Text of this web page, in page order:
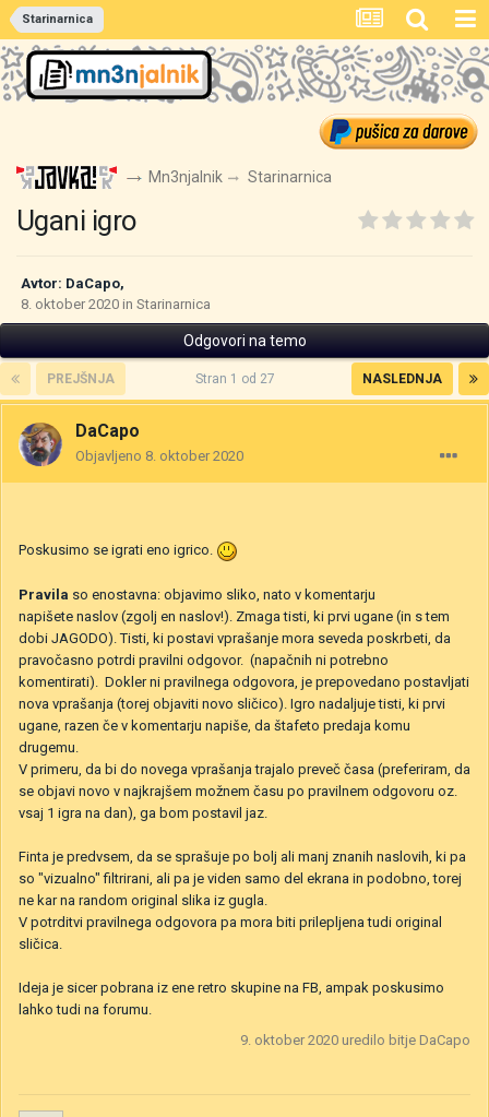
Starinarnica
Mn3njalnik Starinarnica
Ugani igro
Avtor: DaCapo,
8. oktober 2020 in Starinarnica
Odgovori na temo
PREJŠNJA NASLEDNJA
Stran 1 od 27
DaCapo
Objavljeno 8. oktober 2020
Poskusimo se igrati eno igrico.
Pravila so enostavna: objavimo sliko, nato v komentarju
napišete naslov (zgolj en naslov!). Zmaga tisti, ki prvi ugane (in s tem
dobi JAGODO). Tisti, ki postavi vprašanje mora seveda poskrbeti, da
pravočasno potrdi pravilni odgovor. (napačnih ni potrebno
komentirati). Dokler ni pravilnega odgovora, je prepovedano postavljati
nova vprašanja (torej objaviti novo sličico). Igro nadaljuje tisti, ki prvi
ugane, razen če v komentarju napiše, da štafeto predaja komu
drugemu.
V primeru, da bi do novega vprašanja trajalo preveč časa (preferiram, da
se objavi novo v najkrajšem možnem času po pravilnem odgovoru oz.
vsaj 1 igra na dan), ga bom postavil jaz.
Finta je predvsem, da se sprašuje po bolj ali manj znanih naslovih, ki pa
so "vizualno" filtrirani, ali pa je viden samo del ekrana in podobno, torej
ne kar na random original slika iz gugla.
V potrditvi pravilnega odgovora pa mora biti prilepljena tudi original
sličica.
Ideja je sicer pobrana iz ene retro skupine na FB, ampak poskusimo
lahko tudi na forumu.
9. oktober 2020 uredilo bitje DaCapo